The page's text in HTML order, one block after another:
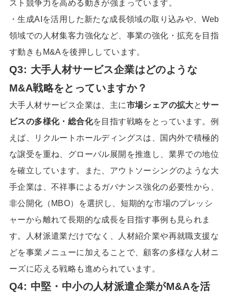
スト競争力を高める動きが強まっています。
・生成AIを活用した新たな成長領域の取り込みや、Web
領域での人材集客力強化など、事業の強化・拡充を目指
す動きもM&Aを後押ししています。
Q3: 大手人材サービス企業はどのような
M&A戦略をとっていますか？
大手人材サービス企業は、主に市場シェアの拡大とサー
ビスの多様化・総合化を目指す戦略をとっています。例
えば、リクルートホールディングスは、国内外で積極的
な譲受を重ね、グローバル展開を推進し、業界での地位
を確立しています。また、アウトソーシングのような大
手企業は、不祥事によるガバナンス強化の必要性から、
非公開化（MBO）を選択し、短期的な市場のプレッシ
ャーから離れて長期的な成長を目指す事例も見られま
す。人材派遣業だけでなく、人材紹介業や再就職支援な
どを事業メニューに加えることで、顧客の多様な人材ニ
ーズに応える戦略も進められています。
Q4: 中堅・中小の人材派遣企業がM&Aを活